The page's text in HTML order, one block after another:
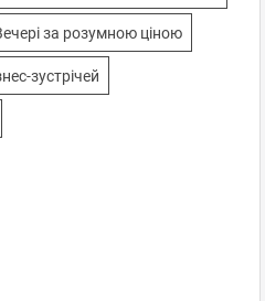
за розумною ціною
зустрічей